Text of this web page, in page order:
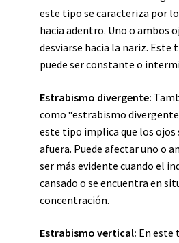
este tipo se caracteriza por
hacia adentro. Uno o ambos
desviarse hacia la nariz. Este
puede ser constante o
Estrabismo divergente:
como “estrabismo
este tipo implica que los ojos
afuera. Puede afectar uno o
ser más evidente cuando el
cansado o se encuentra en
concentración.
Estrabismo vertical: En este